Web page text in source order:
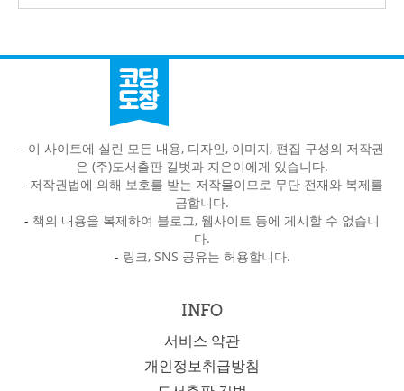
- 이 사이트에 실린 모든 내용, 디자인, 이미지, 편집 구성의 저작권
은 (주)도서출판 길벗과 지은이에게 있습니다.
- 저작권법에 의해 보호를 받는 저작물이므로 무단 전재와 복제를
금합니다.
- 책의 내용을 복제하여 블로그, 웹사이트 등에 게시할 수 없습니
다.
- 링크, SNS 공유는 허용합니다.
INFO
서비스 약관
개인정보취급방침